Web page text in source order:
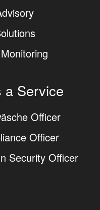
a Service
Officer
Officer
Security Officer